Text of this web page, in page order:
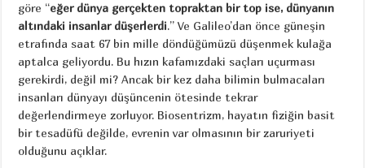
göre “eğer dünya gerçekten topraktan bir top ise, dünyanın
altındaki insanlar düşerlerdi.” Ve Galileo’dan önce güneşin
etrafında saat 67 bin mille döndüğümüzü düşenmek kulağa
aptalca geliyordu. Bu hızın kafamızdaki saçları uçurması
gerekirdi, değil mi? Ancak bir kez daha bilimin bulmacaları
insanları dünyayı düşüncenin ötesinde tekrar
değerlendirmeye zorluyor. Biosentrizm, hayatın fiziğin basit
bir tesadüfü değilde, evrenin var olmasının bir zaruriyeti
olduğunu açıklar.